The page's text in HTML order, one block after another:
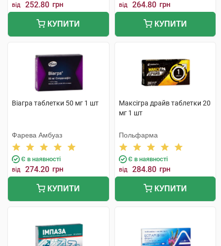
від 252.80 грн
КУПИТИ
від 264.80 грн
КУПИТИ
Віагра таблетки 50 мг 1 шт
Фарева Амбуаз
Є в наявності
від 274.20 грн
КУПИТИ
Максігра драйв таблетки 20
мг 1 шт
Польфарма
Є в наявності
від 284.80 грн
КУПИТИ